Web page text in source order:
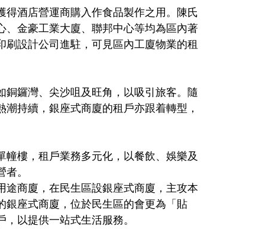
酒店營運商購入作食品製作之用。陳氏
金豪工業大廈、聯邦中心等均為區內著
設計公司進駐，可見區內工廈物業的租
鑼灣、尖沙咀及旺角，以吸引旅客。隨
持續，銀座式商廈的租戶亦跟着轉型，
樓，租戶業務多元化，以餐飲、娛樂及
。
商廈，在民生區設銀座式商廈，主攻本
銀座式商廈，位於民生區的會更為「貼
以提供一站式生活服務。